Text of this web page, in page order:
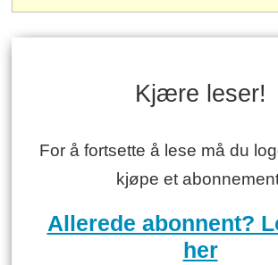
Kjære leser!
For å fortsette å lese må du
kjøpe et
Allerede abonnent?
her